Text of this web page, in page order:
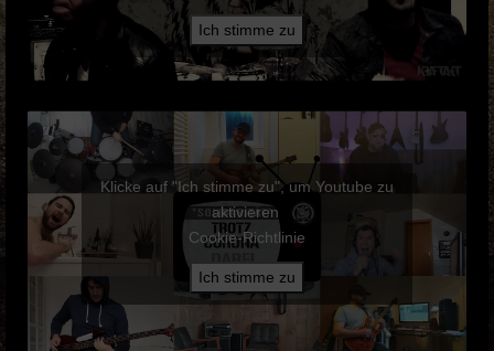
Ich stimme zu
Klicke auf "Ich stimme zu", um Youtube zu
aktivieren
Cookie-Richtlinie
Ich stimme zu